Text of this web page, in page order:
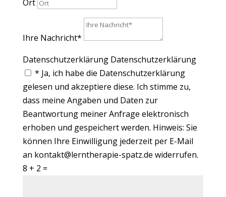
Ort
Ihre Nachricht*
Datenschutzerklärung Datenschutzerklärung
* Ja, ich habe die Datenschutzerklärung
gelesen und akzeptiere diese. Ich stimme zu,
dass meine Angaben und Daten zur
Beantwortung meiner Anfrage elektronisch
erhoben und gespeichert werden. Hinweis: Sie
können Ihre Einwilligung jederzeit per E-Mail
an kontakt@lerntherapie-spatz.de widerrufen.
8 + 2 =